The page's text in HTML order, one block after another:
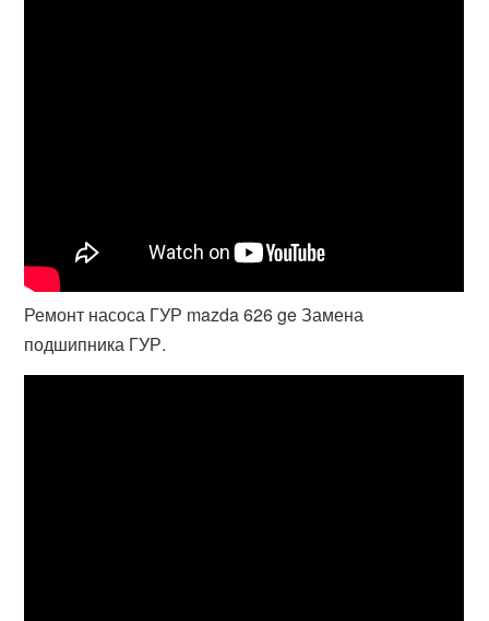
Ремонт насоса ГУР mazda 626 ge Замена
подшипника ГУР.